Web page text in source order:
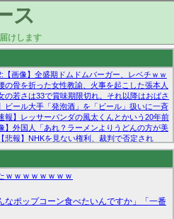
ス
けします
【画像】全盛期ドムドムバーガー、レベチｗｗ
の骨を折った女性教諭、火事を起こした張本人
の若さは33で賞味期限切れ。それ以降はおばさ
ビール大手「発泡酒」を「ビール」扱いに一斉
報】レッサーパンダの風太くんとかいう20年前
】外国人「あれ？ラーメンよりうどんの方が美
悲報】NHKを見ない権利、裁判で否定され
違いでした」(1) 10:【悲報】日本企業の人手不
ん…」(1)
ｗｗｗｗｗｗｗｗ
なポップコーン食べたいんですか」「一番